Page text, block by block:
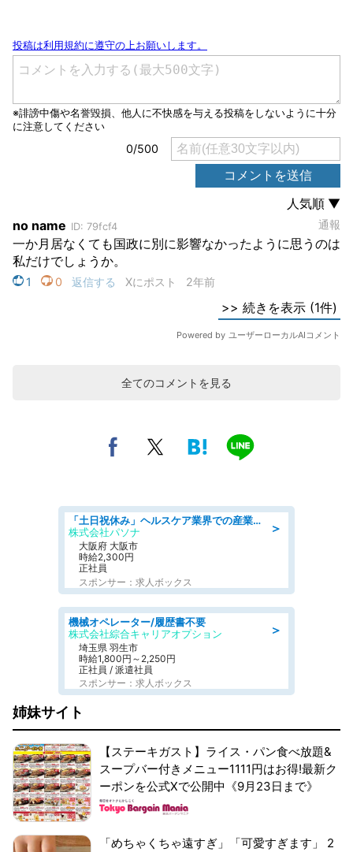
全てのコメントを見る
＞
「土日祝休み」ヘルスケア業界での産業保健師業務/看護師/高時給/要資格:正看護師
株式会社パソナ
大阪府 大阪市
時給2,300円
正社員
スポンサー：求人ボックス
＞
機械オペレーター/履歴書不要
株式会社綜合キャリアオプション
埼玉県 羽生市
時給1,800円～2,250円
正社員 / 派遣社員
スポンサー：求人ボックス
姉妹サイト
【ステーキガスト】ライス・パン食べ放題&
スープバー付きメニュー1111円はお得!最新ク
ーポンを公式Xで公開中《9月23日まで》
「めちゃくちゃ遠すぎ」「可愛すぎます」 2